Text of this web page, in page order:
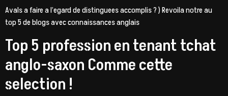
Avals a faire a l’egard de distinguees accomplis ? ) Revoila notre au
top 5 de blogs avec connaissances anglais
Top 5 profession en tenant tchat
anglo-saxon Comme cette
selection !